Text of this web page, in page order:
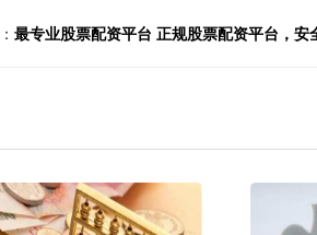
最专业股票配资平台 正规股票配资平台，安